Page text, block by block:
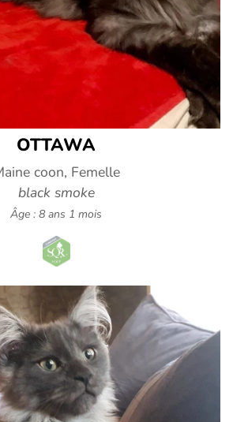
OTTAWA
coon, Femelle
black smoke
Âge : 8 ans 1 mois